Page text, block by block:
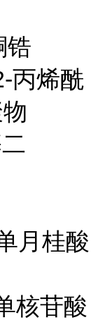
锆
丙烯酰
月桂酸
核苷酸